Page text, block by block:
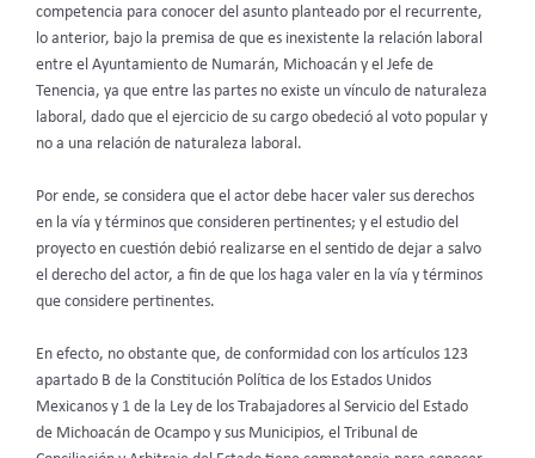
competencia para conocer del asunto planteado por el recurrente,
lo anterior, bajo la premisa de que es inexistente la relación laboral
entre el Ayuntamiento de Numarán, Michoacán y el Jefe de
Tenencia, ya que entre las partes no existe un vínculo de naturaleza
laboral, dado que el ejercicio de su cargo obedeció al voto popular y
no a una relación de naturaleza laboral.
Por ende, se considera que el actor debe hacer valer sus derechos
en la vía y términos que consideren pertinentes; y el estudio del
proyecto en cuestión debió realizarse en el sentido de dejar a salvo
el derecho del actor, a fin de que los haga valer en la vía y términos
que considere pertinentes.
En efecto, no obstante que, de conformidad con los artículos 123
apartado B de la Constitución Política de los Estados Unidos
Mexicanos y 1 de la Ley de los Trabajadores al Servicio del Estado
de Michoacán de Ocampo y sus Municipios, el Tribunal de